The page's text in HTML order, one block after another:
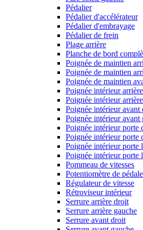
Pédalier
Pédalier d'accélérateur
Pédalier d'embrayage
Pédalier de frein
Plage arrière
Planche de bord
Poignée de maintien
Poignée de maintien
Poignée de maintien
Poignée intérieur
Poignée intérieur
Poignée intérieur avant
Poignée intérieur avant
Poignée intérieur porte
Poignée intérieur porte
Poignée intérieur porte
Poignée intérieur porte
Pommeau de vitesses
Potentiomètre de
Régulateur de vitesse
Rétroviseur intérieur
Serrure arrière droit
Serrure arrière gauche
Serrure avant droit